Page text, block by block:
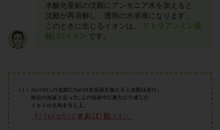
水酸化亜鉛の沈殿にアンモニア水を加えると、
沈殿が再溶解し、透明の水溶液になります。
このときに生じるイオンは、
テトラアンミン亜
鉛(Ⅱ)イオン です。